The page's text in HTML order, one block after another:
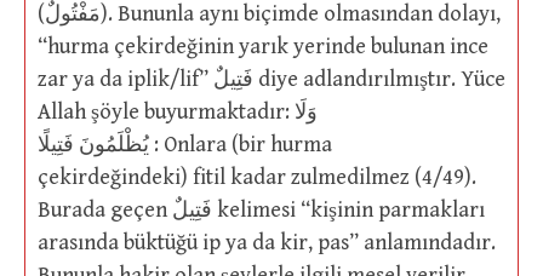
(مَفْتُولٌ). Bununla aynı biçimde olmasından dolayı,
“hurma çekirdeğinin yarık yerinde bulunan ince
zar ya da iplik/lif” فَتِيلٌ diye adlandırılmıştır. Yüce
Allah şöyle buyurmaktadır: وَلَا
يُظْلَمُونَ فَتِيلًا : Onlara (bir hurma
çekirdeğindeki) fitil kadar zulmedilmez (4/49).
Burada geçen فَتِيلٌ kelimesi “kişinin parmakları
arasında büktüğü ip ya da kir, pas” anlamındadır.